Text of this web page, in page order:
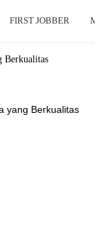
FIRST JOBBER
Berkualitas